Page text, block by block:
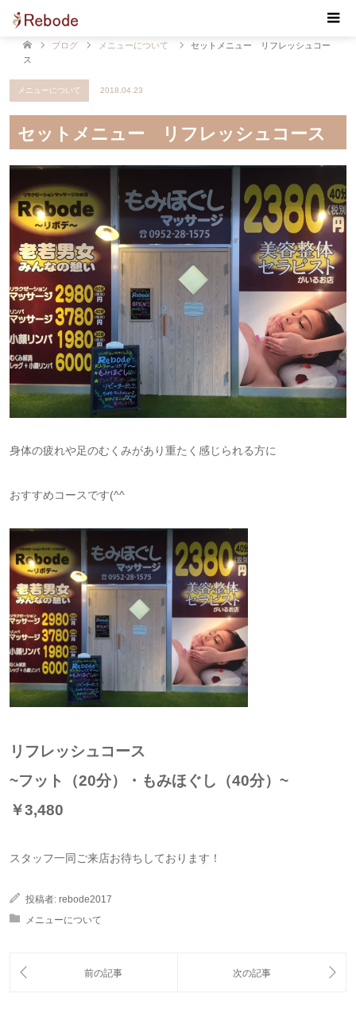
【Rebode・リボデ】マッサージ・リンパマッサージ・
もみほぐし 佐賀 小城
ブログ メニューについて
セットメニュー リフレッシュコー
ス
メニューについて 2018.04.23
セットメニュー リフレッシュコース
身体の疲れや足のむくみがあり重たく感じられる方に
おすすめコースです(^^
リフレッシュコース
~フット（20分）・もみほぐし（40分）~
￥3,480
スタッフ一同ご来店お待ちしております！
投稿者: rebode2017
メニューについて